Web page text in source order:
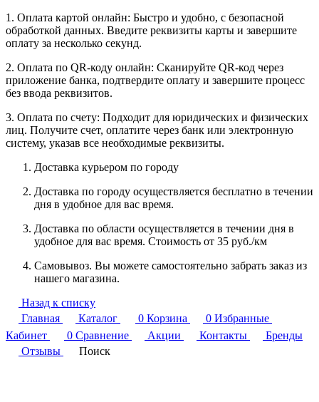
1. Оплата картой онлайн: Быстро и удобно, с безопасной
обработкой данных. Введите реквизиты карты и завершите
оплату за несколько секунд.
2. Оплата по QR-коду онлайн: Сканируйте QR-код через
приложение банка, подтвердите оплату и завершите процесс
без ввода реквизитов.
3. Оплата по счету: Подходит для юридических и физических
лиц. Получите счет, оплатите через банк или электронную
систему, указав все необходимые реквизиты.
Доставка курьером по городу
Доставка по городу осуществляется бесплатно в течении
дня в удобное для вас время.
Доставка по области осуществляется в течении дня в
удобное для вас время. Стоимость от 35 руб./км
Самовывоз. Вы можете самостоятельно забрать заказ из
нашего магазина.
Назад к списку
Главная
Каталог 0 Корзина 0 Избранные
Кабинет
0 Сравнение Акции Контакты
Бренды
Отзывы
Поиск